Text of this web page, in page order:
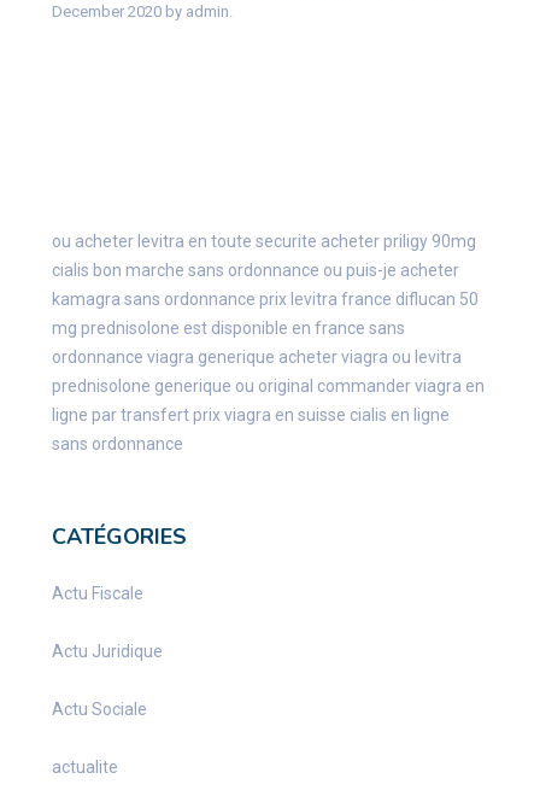
December 2020 by admin.
ou acheter levitra en toute securite acheter priligy 90mg
cialis bon marche sans ordonnance ou puis-je acheter
kamagra sans ordonnance prix levitra france diflucan 50
mg prednisolone est disponible en france sans
ordonnance viagra generique acheter viagra ou levitra
prednisolone generique ou original commander viagra en
ligne par transfert prix viagra en suisse cialis en ligne
sans ordonnance
CATÉGORIES
Actu Fiscale
Actu Juridique
Actu Sociale
actualite